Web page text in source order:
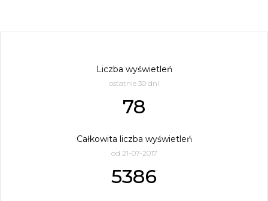
Liczba wyświetleń
ostatnie 30 dni
78
Całkowita liczba wyświetleń
od 21-07-2017
5386